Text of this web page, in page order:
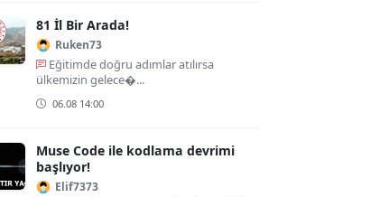
81 İl Bir Arada!
Ruken73
Eğitimde doğru adımlar atılırsa
ülkemizin gelece�...
06.08 14:00
Muse Code ile kodlama devrimi
başlıyor!
Elif7373